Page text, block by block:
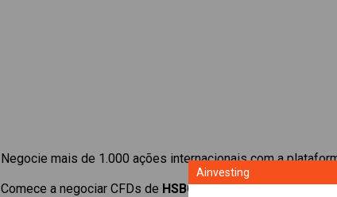
Negocie mais de 1.000 ações internacionais com a
Comece a negociar CFDs de HSBC Holdings. Obtenha
Ainvesting